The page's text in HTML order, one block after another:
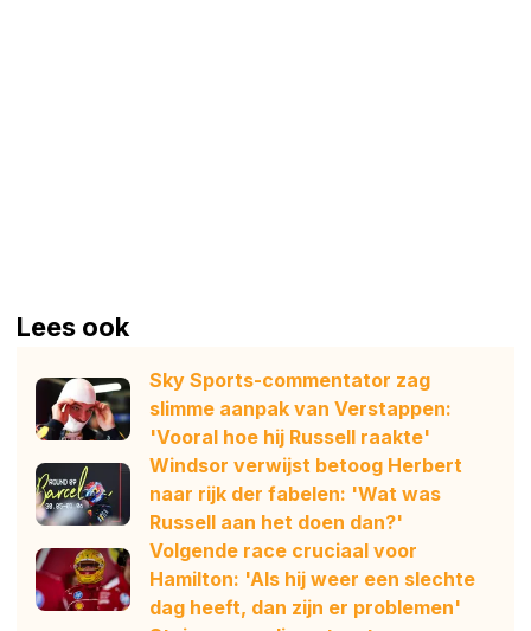
Lees ook
Sky Sports-commentator zag
slimme aanpak van Verstappen:
'Vooral hoe hij Russell raakte'
Windsor verwijst betoog Herbert
naar rijk der fabelen: 'Wat was
Russell aan het doen dan?'
Volgende race cruciaal voor
Hamilton: 'Als hij weer een slechte
dag heeft, dan zijn er problemen'